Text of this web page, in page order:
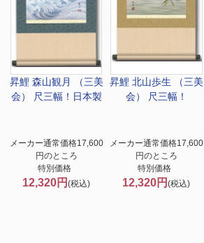
昇鯉 森山観月 （三美
会） 尺三幅！日本製
メーカー通常価格17,600
円のところ
特別価格
12,320円(税込)
昇鯉 北山歩生 （三美
会） 尺三幅！
メーカー通常価格17,600
円のところ
特別価格
12,320円(税込)